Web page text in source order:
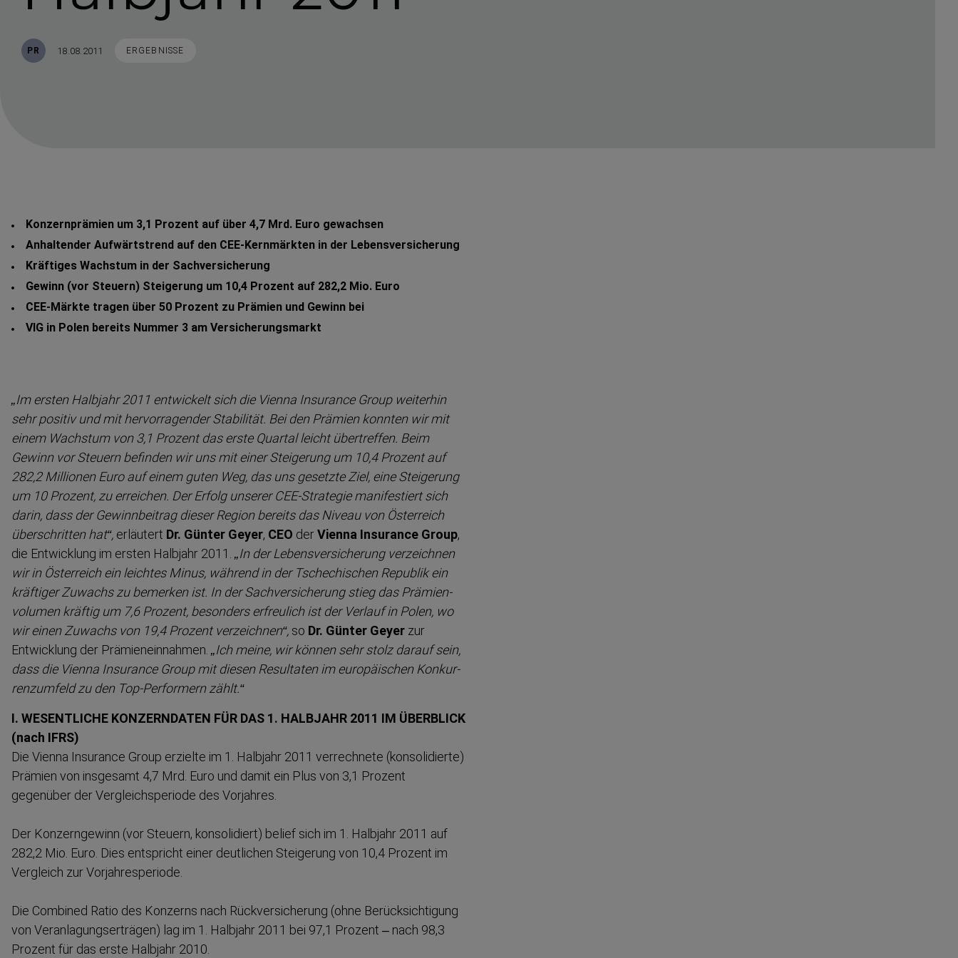
PR Veröffentlicht
18.08.2011 STICHWORTE
ERGEBNISSE
Konzern­prämien um 3,1 Prozent auf über 4,7 Mrd. Euro gewachsen
Anhaltender Aufwärtstrend auf den CEE-​Kernmärkten in der Lebens­ver­si­cherung
Kräftiges Wachstum in der Sachver­si­cherung
Gewinn (vor Steuern) Steigerung um 10,4 Prozent auf 282,2 Mio. Euro
CEE-Märkte tragen über 50 Prozent zu Prämien und Gewinn bei
VIG in Polen bereits Nummer 3 am Versiche­rungsmarkt
„Im ersten Halbjahr 2011 entwickelt sich die Vienna Insurance Group weiterhin
sehr positiv und mit hervor­ra­gender Stabilität. Bei den Prämien konnten wir mit
einem Wachstum von 3,1 Prozent das erste Quartal leicht übertreffen. Beim
Gewinn vor Steuern befinden wir uns mit einer Steigerung um 10,4 Prozent auf
282,2 Millionen Euro auf einem guten Weg, das uns gesetzte Ziel, eine Steigerung
um 10 Prozent, zu erreichen. Der Erfolg unserer CEE-​Strategie manifestiert sich
darin, dass der Gewinn­beitrag dieser Region bereits das Niveau von Österreich
überschritten hat“, erläutert Dr. Günter Geyer, CEO derVienna Insurance Group,
die Entwicklung im ersten Halbjahr 2011. „In der Lebens­ver­si­cherung verzeichnen
wir in Österreich ein leichtes Minus, während in der Tschechischen Republik ein
kräftiger Zuwachs zu bemerken ist. In der Sachver­si­cherung stieg das Prämien­
volumen kräftig um 7,6 Prozent, besonders erfreulich ist der Verlauf in Polen, wo
wir einen Zuwachs von 19,4 Prozent verzeichnen“, so Dr. Günter Geyer zur
Entwicklung der Prämien­ein­nahmen. „Ich meine, wir können sehr stolz darauf sein,
dass die Vienna Insurance Group mit diesen Resultaten im europäischen Konkur­
renz­umfeld zu den Top-​Performern zählt.“
I. WESENTLICHE KONZERNDATEN FÜR DAS 1. HALBJAHR 2011 IM ÜBERBLICK
(nach IFRS)
Die Vienna Insurance Group erzielte im 1. Halbjahr 2011 verrechnete (konsoli­dierte)
Prämien von insgesamt 4,7 Mrd. Euro und damit ein Plus von 3,1 Prozent
gegenüber der Vergleichs­periode des Vorjahres.
Der Konzern­gewinn (vor Steuern, konsolidiert) belief sich im 1. Halbjahr 2011 auf
282,2 Mio. Euro. Dies entspricht einer deutlichen Steigerung von 10,4 Prozent im
Vergleich zur Vorjah­res­periode.
Die Combined Ratio des Konzerns nach Rückver­si­cherung (ohne Berück­sich­tigung
von Veranla­gungs­er­trägen) lag im 1. Halbjahr 2011 bei 97,1 Prozent – nach 98,3
Prozent für das erste Halbjahr 2010.